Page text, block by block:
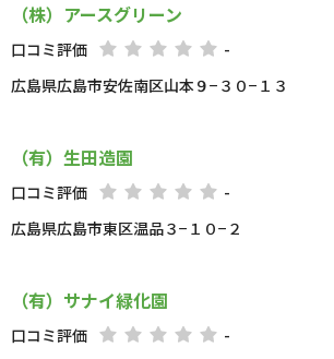
（株）アースグリーン
口コミ評価
-
広島県広島市安佐南区山本９−３０−１３
（有）生田造園
口コミ評価
-
広島県広島市東区温品３−１０−２
（有）サナイ緑化園
口コミ評価
-